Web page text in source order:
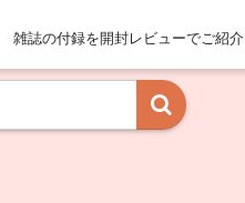
雑誌の付録を開封レビューでご紹介